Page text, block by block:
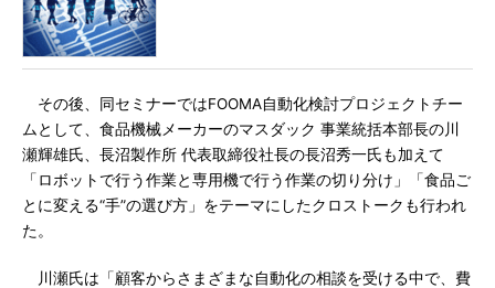
その後、同セミナーではFOOMA自動化検討プロジェクトチー
ムとして、食品機械メーカーのマスダック 事業統括本部長の川
瀬輝雄氏、長沼製作所 代表取締役社長の長沼秀一氏も加えて
「ロボットで行う作業と専用機で行う作業の切り分け」「食品ご
とに変える“手”の選び方」をテーマにしたクロストークも行われ
た。
川瀬氏は「顧客からさまざまな自動化の相談を受ける中で、費